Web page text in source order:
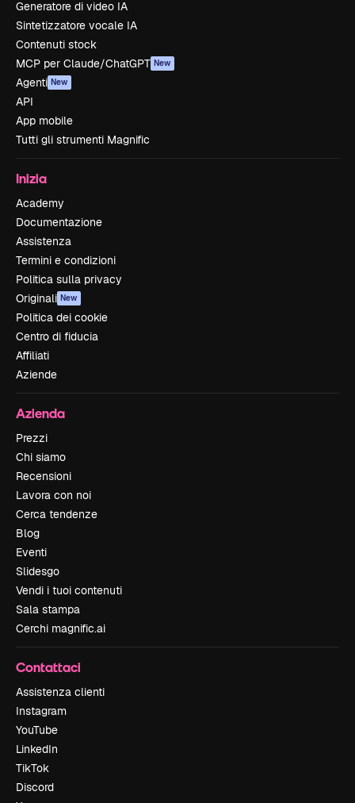
Generatore di video IA
Sintetizzatore vocale IA
Contenuti stock
MCP per Claude/ChatGPT New
Agenti New
API
App mobile
Tutti gli strumenti Magnific
Inizia
Academy
Documentazione
Assistenza
Termini e condizioni
Politica sulla privacy
Originali New
Politica dei cookie
Centro di fiducia
Affiliati
Aziende
Azienda
Prezzi
Chi siamo
Recensioni
Lavora con noi
Cerca tendenze
Blog
Eventi
Slidesgo
Vendi i tuoi contenuti
Sala stampa
Cerchi magnific.ai
Contattaci
Assistenza clienti
Instagram
YouTube
LinkedIn
TikTok
Discord